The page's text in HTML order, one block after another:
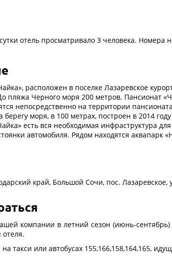
отель просматривало 3 человека.
расположен в поселке Лазаревское
пляжа Черного моря 200 метров. Пансионат
непосредственно на территории
берегу моря, в 100 метрах, построен в 2014
есть вся необходимая инфраструктура
автомобиля. Рядом находятся аквапарк
край, Большой Сочи, пос.
компании в летний сезон (июнь-
такси или автобусах 155,166,158,164,165,